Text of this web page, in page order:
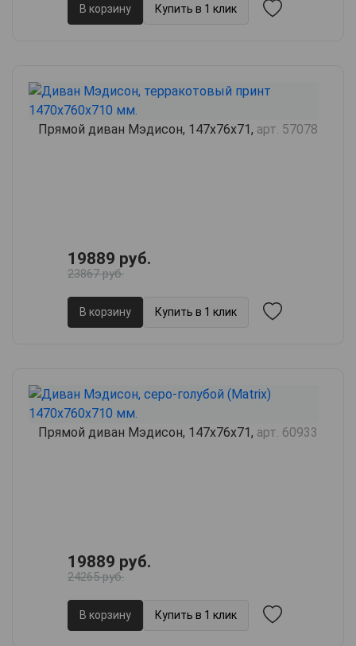
В корзину Купить в 1 клик
Прямой диван Мэдисон, 147х76х71, арт. 57078
19889 руб.
23867 руб.
В корзину Купить в 1 клик
Прямой диван Мэдисон, 147х76х71, арт. 60933
19889 руб.
24265 руб.
В корзину Купить в 1 клик